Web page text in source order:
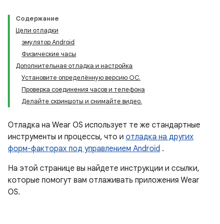
Содержание
Цели отладки
эмулятор Android
Физические часы
Дополнительная отладка и настройка
Установите определённую версию ОС.
Проверка соединения часов и телефона
Делайте скриншоты и снимайте видео.
Отладка на Wear OS использует те же стандартные
инструменты и процессы, что и отладка на других
форм-факторах под управлением Android .
На этой странице вы найдете инструкции и ссылки,
которые помогут вам отлаживать приложения Wear
OS.